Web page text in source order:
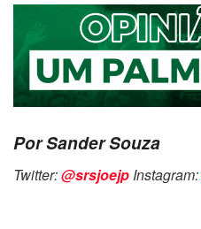
Por Sander Souza
Twitter:@srsjoejp Instagram: